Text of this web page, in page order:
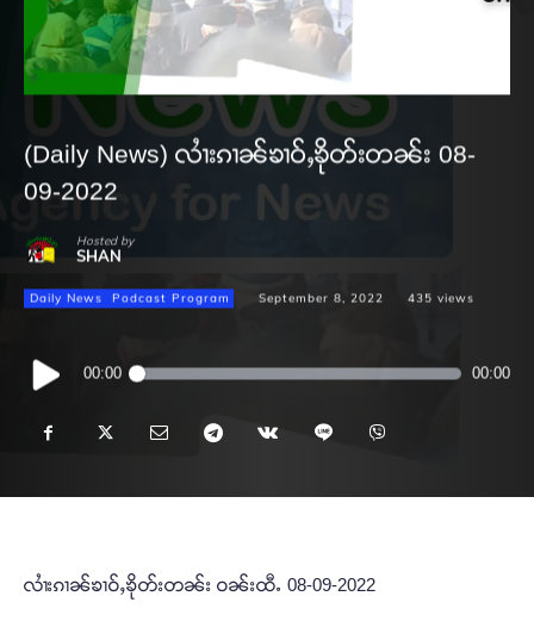
(Daily News) လၢႆးၵၢၼ်ၶၢဝ်ႇၶိုတ်းတၼ်း 08-
09-2022
Hosted by
SHAN
Daily News Podcast Program September 8, 2022 435 views
Audio
Player
00:00 00:00
လၢႆးၵၢၼ်ၶၢဝ်ႇၶိုတ်းတၼ်း ဝၼ်းထီႉ 08-09-2022